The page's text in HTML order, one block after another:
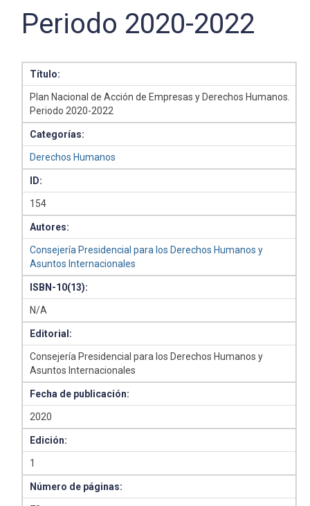
Periodo 2020-2022
Título:
Plan Nacional de Acción de Empresas y Derechos Humanos.
Periodo 2020-2022
Categorías:
Derechos Humanos
ID:
154
Autores:
Consejería Presidencial para los Derechos Humanos y
Asuntos Internacionales
ISBN-10(13):
N/A
Editorial:
Consejería Presidencial para los Derechos Humanos y
Asuntos Internacionales
Fecha de publicación:
2020
Edición:
1
Número de páginas: